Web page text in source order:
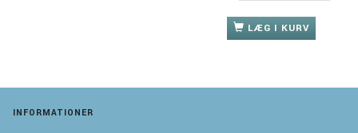
LÆG I KURV
INFORMATIONER